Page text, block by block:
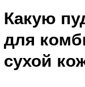
Какую
для
сухой